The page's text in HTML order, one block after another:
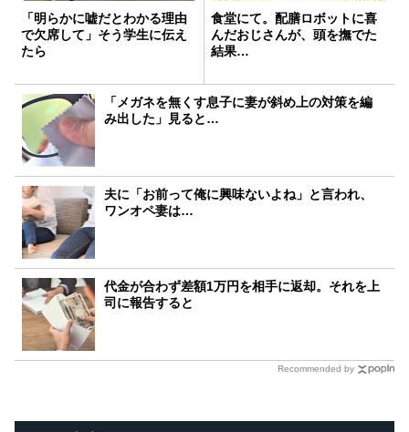
「明らかに嘘だとわかる理由
で欠席して」そう学生に伝え
たら
食堂にて。配膳ロボットに喜
んだおじさんが、頭を撫でた
結果…
「メガネを無くす息子に妻が斜め上の対策を編
み出した」見ると…
夫に「お前って俺に興味ないよね」と言われ、
ワンオペ妻は…
代金が合わず差額1万円を相手に返却。それを上
司に報告すると
Recommended by